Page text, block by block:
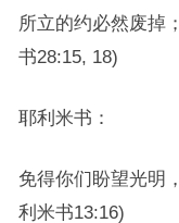
所立的约必然废掉
书28:15, 18)
耶利米书：
免得你们盼望光明
利米书13:16)